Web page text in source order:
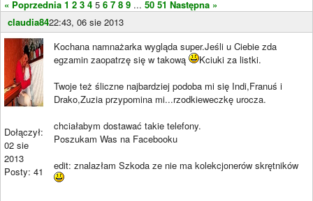
« Poprzednia 1 2 3 4 5 6 7 8 9 ... 50 51 Następna »
claudia8422:43, 06 sie 2013
Dołączył:
02 sie
2013
Posty: 41
Kochana namnażarka wygląda super.Jeśli u Ciebie zda
egzamin zaopatrzę się w takową
Kciuki za listki.
Twoje też śliczne najbardziej podoba mi się Indi,Franuś i
Drako,Zuzia przypomina mi...rzodkieweczkę urocza.
chciałabym dostawać takie telefony.
Poszukam Was na Facebooku
edit: znalazłam Szkoda ze nie ma kolekcjonerów skrętników